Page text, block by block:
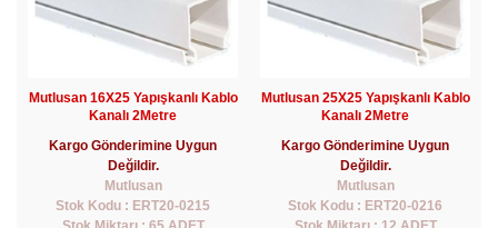
Mutlusan 16X25 Yapışkanlı Kablo
Kanalı 2Metre
Kargo Gönderimine Uygun
Değildir.
Mutlusan
Stok Kodu : ERT20-0215
Mutlusan 25X25 Yapışkanlı Kablo
Kanalı 2Metre
Kargo Gönderimine Uygun
Değildir.
Mutlusan
Stok Kodu : ERT20-0216